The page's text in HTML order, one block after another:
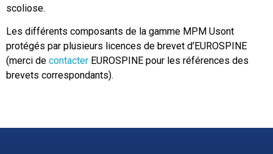
scoliose.
Les différents composants de la gamme MPM Usont
protégés par plusieurs licences de brevet d’EUROSPINE
(merci de contacter EUROSPINE pour les références des
brevets correspondants).